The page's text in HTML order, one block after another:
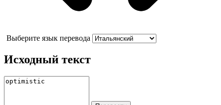
Выберите язык перевода
Исходный текст